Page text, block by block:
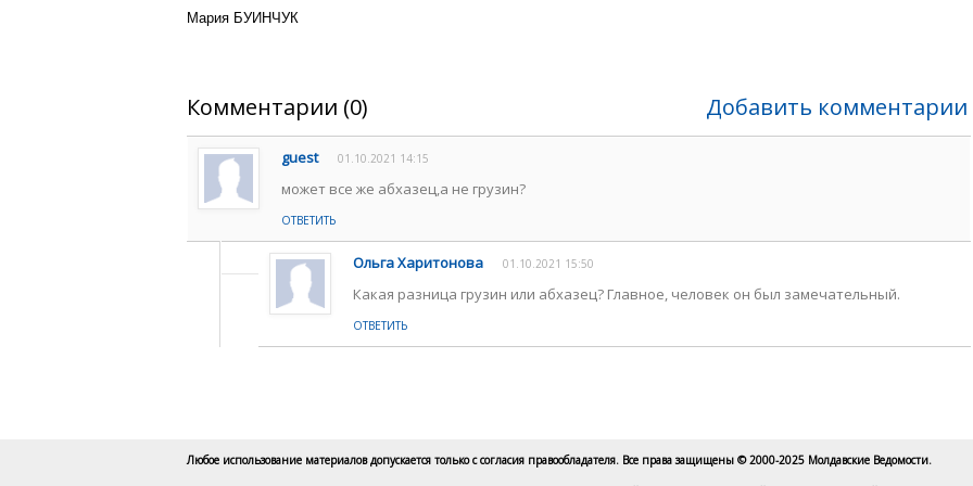
Мария БУИНЧУК
Комментарии (0) Добавить комментарии
guest 01.10.2021 14:15
может все же абхазец,а не грузин?
ОТВЕТИТЬ
Ольга Харитонова 01.10.2021 15:50
Какая разница грузин или абхазец? Главное, человек он был замечательный.
ОТВЕТИТЬ
Любое использование материалов допускается только с согласия правообладателя. Все права защищены © 2000-2025 Молдавские Ведомости.